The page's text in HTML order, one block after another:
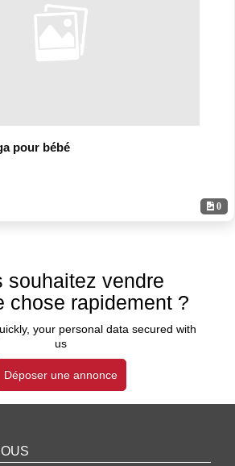
0
pour bébé
souhaitez vendre
chose rapidement ?
your personal data secured with
us
Déposer une annonce